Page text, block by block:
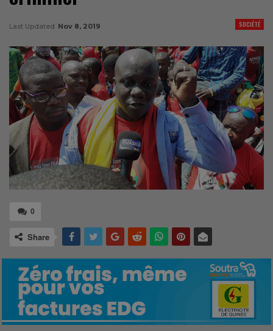
SOCIÉTÉ
Last Updated Nov 8, 2019
0
Share